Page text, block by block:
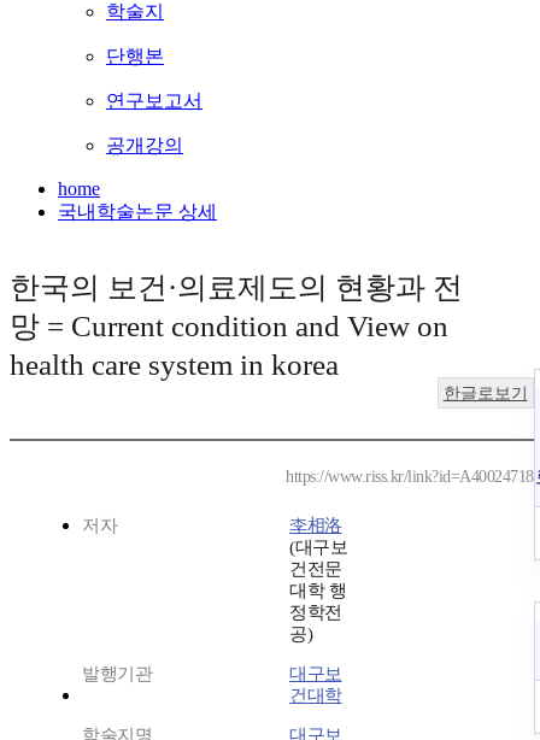
학술지
단행본
연구보고서
공개강의
home
국내학술논문 상세
한국의 보건·의료제도의 현황과 전
망 = Current condition and View on
health care system in korea
한글로보기
https://www.riss.kr/link?id=A40024718
저자
李相洛
(대구보
건전문
대학 행
정학전
공)
발행기관
대구보
건대학
학술지명
대구보